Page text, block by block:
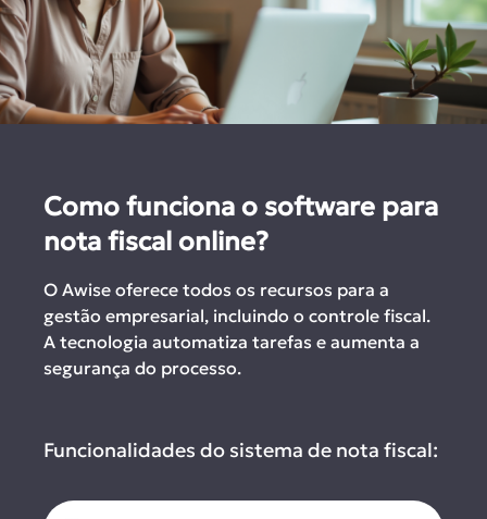
Como funciona o software para
nota fiscal online?
O Awise oferece todos os recursos para a
gestão empresarial, incluindo o controle fiscal.
A tecnologia automatiza tarefas e aumenta a
segurança do processo.
Funcionalidades do sistema de nota fiscal: